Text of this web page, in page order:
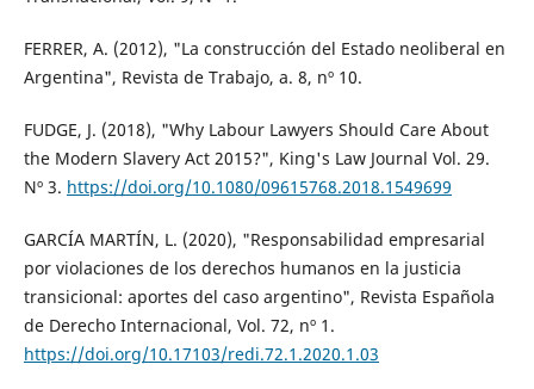
FERRER, A. (2012), "La construcción del Estado neoliberal en
Argentina", Revista de Trabajo, a. 8, nº 10.
FUDGE, J. (2018), "Why Labour Lawyers Should Care About
the Modern Slavery Act 2015?", King's Law Journal Vol. 29.
Nº 3. https://doi.org/10.1080/09615768.2018.1549699
GARCÍA MARTÍN, L. (2020), "Responsabilidad empresarial
por violaciones de los derechos humanos en la justicia
transicional: aportes del caso argentino", Revista Española
de Derecho Internacional, Vol. 72, nº 1.
https://doi.org/10.17103/redi.72.1.2020.1.03